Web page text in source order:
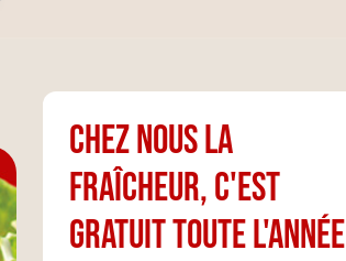
Chez nous la
fraîcheur, c'est
gratuit toute l'année